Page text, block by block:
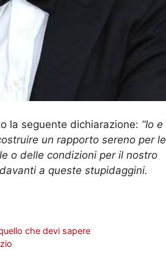
la seguente dichiarazione: “Io e
un rapporto sereno per le
o delle condizioni per il nostro
a queste stupidaggini.
che devi sapere